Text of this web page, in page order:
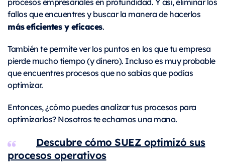
fallos que encuentres y buscar la manera de hacerlos
máseficientes y eficaces.
También te permite ver los puntos en los que tu empresa
pierde mucho tiempo (y dinero). Incluso es muy probable
que encuentres procesos que no sabías que podías
optimizar.
Entonces, ¿cómo puedes analizar tus procesos para
optimizarlos? Nosotros te echamos una mano.
Descubre cómo SUEZ optimizó sus
procesos operativos